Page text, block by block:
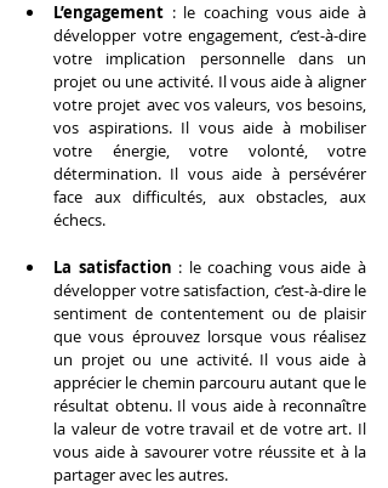
L’engagement : le coaching vous aide à
développer votre engagement, c’est-à-dire
votre implication personnelle dans un
projet ou une activité. Il vous aide à aligner
votre projet avec vos valeurs, vos besoins,
vos aspirations. Il vous aide à mobiliser
votre énergie, votre volonté, votre
détermination. Il vous aide à persévérer
face aux difficultés, aux obstacles, aux
échecs.
La satisfaction : le coaching vous aide à
développer votre satisfaction, c’est-à-dire le
sentiment de contentement ou de plaisir
que vous éprouvez lorsque vous réalisez
un projet ou une activité. Il vous aide à
apprécier le chemin parcouru autant que le
résultat obtenu. Il vous aide à reconnaître
la valeur de votre travail et de votre art. Il
vous aide à savourer votre réussite et à la
partager avec les autres.